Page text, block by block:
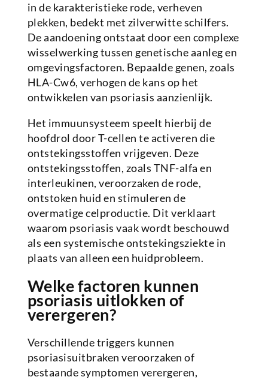
in de karakteristieke rode, verheven
plekken, bedekt met zilverwitte schilfers.
De aandoening ontstaat door een complexe
wisselwerking tussen genetische aanleg en
omgevingsfactoren. Bepaalde genen, zoals
HLA-Cw6, verhogen de kans op het
ontwikkelen van psoriasis aanzienlijk.
Het immuunsysteem speelt hierbij de
hoofdrol door T-cellen te activeren die
ontstekingsstoffen vrijgeven. Deze
ontstekingsstoffen, zoals TNF-alfa en
interleukinen, veroorzaken de rode,
ontstoken huid en stimuleren de
overmatige celproductie. Dit verklaart
waarom psoriasis vaak wordt beschouwd
als een systemische ontstekingsziekte in
plaats van alleen een huidprobleem.
Welke factoren kunnen
psoriasis uitlokken of
verergeren?
Verschillende triggers kunnen
psoriasisuitbraken veroorzaken of
bestaande symptomen verergeren,